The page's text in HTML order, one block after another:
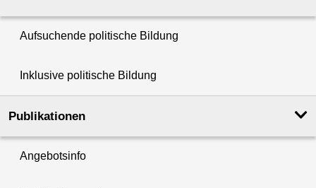
Aufsuchende politische Bildung
Inklusive politische Bildung
Publikationen
Angebotsinfo